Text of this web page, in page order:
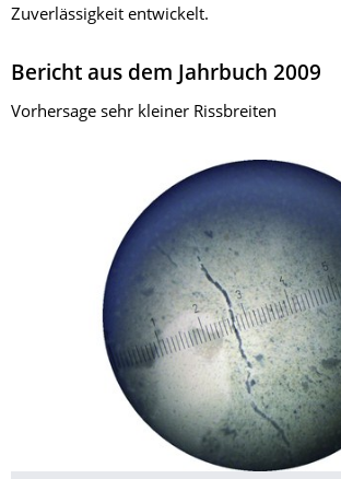
Zuverlässigkeit entwickelt.
Bericht aus dem Jahrbuch 2009
Vorhersage sehr kleiner Rissbreiten